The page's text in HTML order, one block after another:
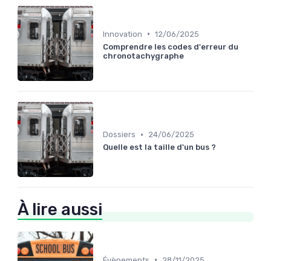
Innovation • 12/06/2025
Comprendre les codes d'erreur du
chronotachygraphe
Dossiers •
24/06/2025
Quelle est la taille d'un bus ?
À lire aussi